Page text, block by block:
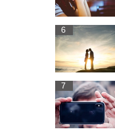
6
7